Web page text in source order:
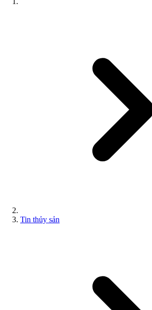
Tin thủy sản